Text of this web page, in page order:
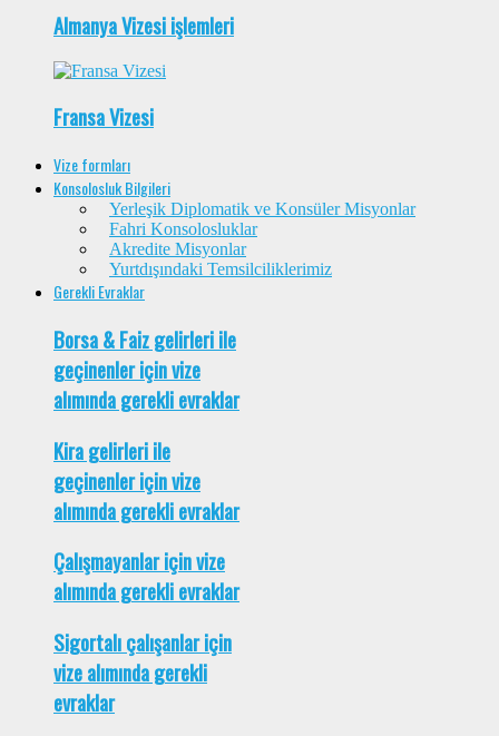
Almanya Vizesi işlemleri
Fransa Vizesi
Vize formları
Konsolosluk Bilgileri
Yerleşik Diplomatik ve Konsüler Misyonlar
Fahri Konsolosluklar
Akredite Misyonlar
Yurtdışındaki Temsilciliklerimiz
Gerekli Evraklar
Borsa & Faiz gelirleri ile
geçinenler için vize
alımında gerekli evraklar
Kira gelirleri ile
geçinenler için vize
alımında gerekli evraklar
Çalışmayanlar için vize
alımında gerekli evraklar
Sigortalı çalışanlar için
vize alımında gerekli
evraklar